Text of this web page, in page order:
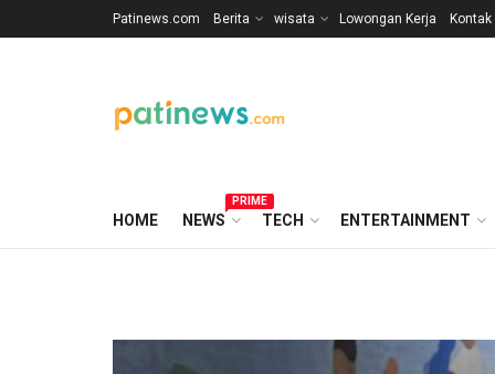
Patinews.com Berita wisata Lowongan Kerja Kontak
HOME NEWS
PRIME
TECH ENTERTAINMENT